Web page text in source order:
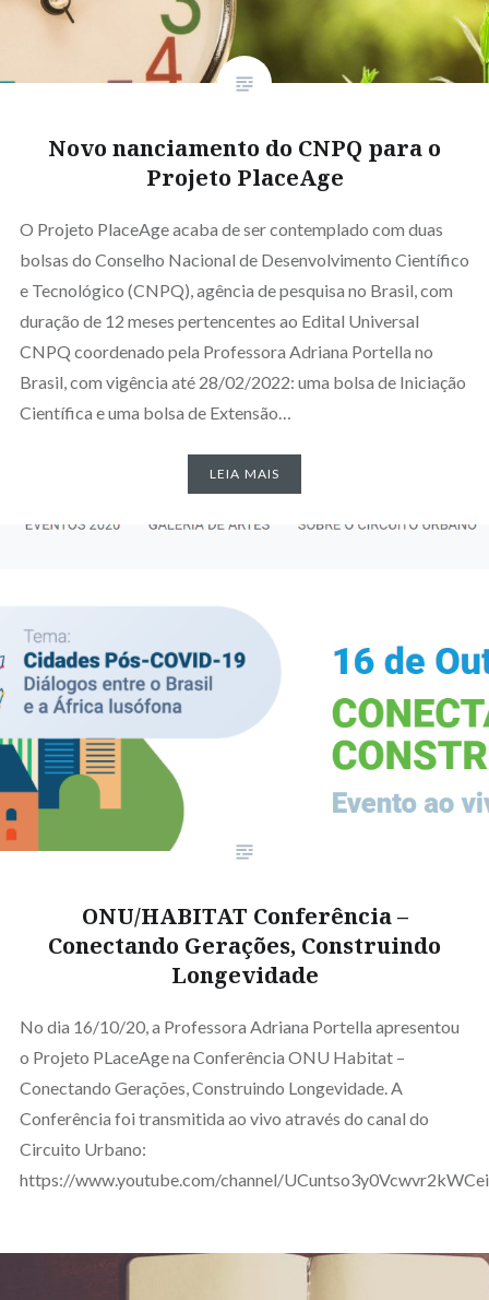
Novo financiamento do CNPQ para o
Projeto PlaceAge
O Projeto PlaceAge acaba de ser contemplado com duas
bolsas do Conselho Nacional de Desenvolvimento Científico
e Tecnológico (CNPQ), agência de pesquisa no Brasil, com
duração de 12 meses pertencentes ao Edital Universal
CNPQ coordenado pela Professora Adriana Portella no
Brasil, com vigência até 28/02/2022: uma bolsa de Iniciação
Científica e uma bolsa de Extensão…
LEIA MAIS
ONU/HABITAT Conferência –
Conectando Gerações, Construindo
Longevidade
No dia 16/10/20, a Professora Adriana Portella apresentou
o Projeto PLaceAge na Conferência ONU Habitat –
Conectando Gerações, Construindo Longevidade. A
Conferência foi transmitida ao vivo através do canal do
Circuito Urbano:
https://www.youtube.com/channel/